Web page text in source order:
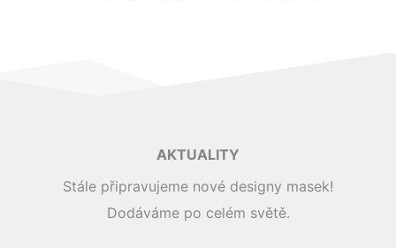
AKTUALITY
Stále připravujeme nové designy masek!
Dodáváme po celém světě.